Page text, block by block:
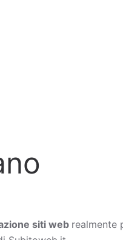
siti web realmente